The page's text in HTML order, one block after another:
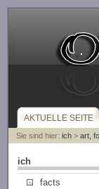
AKTUELLE SEITE
Sie sind hier: ich> art,
ich
facts